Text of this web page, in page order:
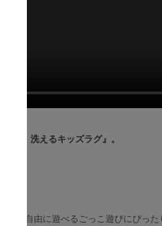
エ）洗えるキッズラグ』。
』。
て自由に遊べるごっこ遊びにぴった